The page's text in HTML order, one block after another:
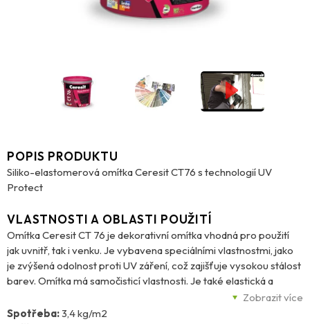
POPIS PRODUKTU
Siliko-elastomerová omítka Ceresit CT76 s technologií UV
Protect
Zobrazit více
VLASTNOSTI A OBLASTI POUŽITÍ
Omítka Ceresit CT 76 je dekorativní omítka vhodná pro použití
jak uvnitř, tak i venku. Je vybavena speciálními vlastnostmi, jako
je zvýšená odolnost proti UV záření, což zajišťuje vysokou stálost
barev. Omítka má samočisticí vlastnosti. Je také elastická a
odolná proti nárazu, což zajišťuje ochranu povrchu před
poškozením. Díky velmi nízké nasákavosti a vysoké
Spotřeba:3,4 kg/m2